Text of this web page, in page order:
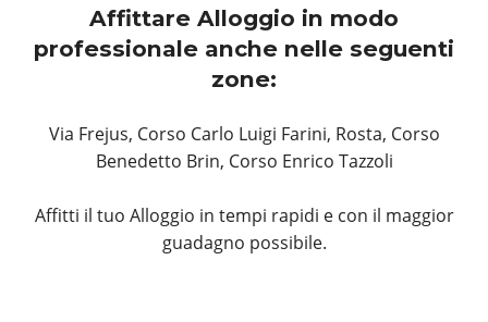
Affittare Alloggio in modo
professionale anche nelle seguenti
zone:
Via Frejus, Corso Carlo Luigi Farini, Rosta, Corso
Benedetto Brin, Corso Enrico Tazzoli
Affitti il tuo Alloggio in tempi rapidi e con il maggior
guadagno possibile.